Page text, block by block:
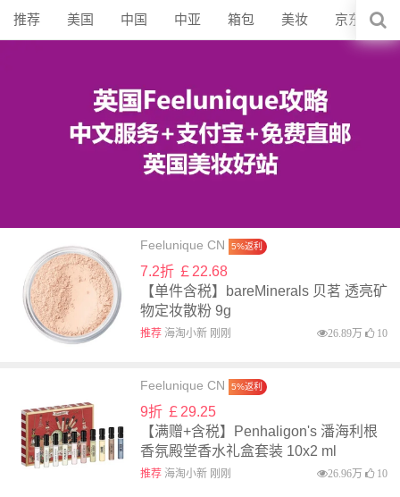
推荐 美国 中国 中亚 箱包 美妆 京东
Feelunique CN 5%返利
7.2折 ￡22.68
【单件含税】bareMinerals 贝茗 透亮矿
物定妆散粉 9g
推荐海淘小新 刚刚 26.89万 10
Feelunique CN 5%返利
9折 ￡29.25
【满赠+含税】Penhaligon's 潘海利根
香氛殿堂香水礼盒套装 10x2 ml
推荐海淘小新 刚刚 26.96万 10